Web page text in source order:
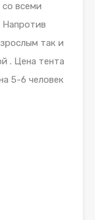
всеми
Напротив
так и
. Цена тента
5-6 человек